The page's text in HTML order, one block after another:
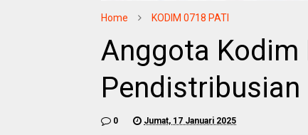
Home KODIM 0718 PATI
Anggota
0 Jumat, 17 Januari 2025